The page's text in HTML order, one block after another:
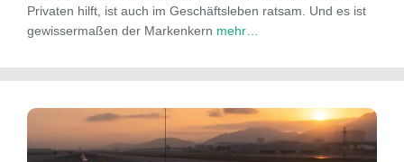
Privaten hilft, ist auch im Geschäftsleben ratsam. Und es ist
gewissermaßen der Markenkern mehr…